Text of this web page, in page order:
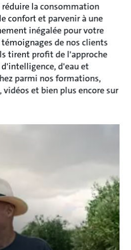
la consommation
confort et parvenir à une
inégalée pour votre
de nos clients
tirent profit de l'approche
d'eau et
parmi nos formations,
et bien plus encore sur